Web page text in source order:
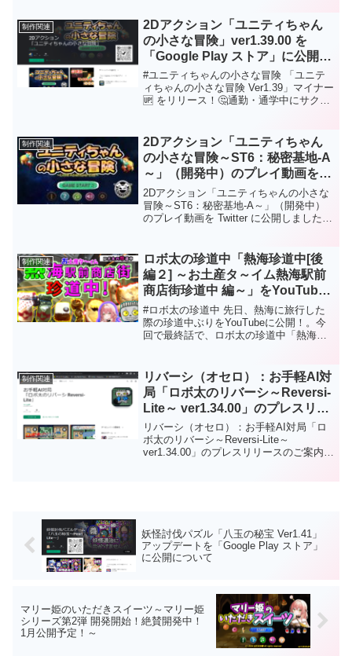
て 新キャラリリース予定です！⚔ Google
Playスト
ア:https://play.google.com/store/apps/det
ails?id=com.HatanaKikaku.ReversiLite
制作関連
2Dアクション「ユニティちゃん
の小さな冒険」ver1.39.00 を
「Google Play ストア」に公開に
ついて
#ユニティちゃんの小さな冒険 「ユニテ
ィちゃんの小さな冒険 Ver1.39」マイナー
🆙 をリリース！🤔通勤・通学中にサクッ
ください🥳応援、拡散、よろしくお願い
します😘⚔Playストア👇
https://play.google.com/store/apps/details
?
id=com.HatanaKikaku.LittleAdventureLite
制作関連
2Dアクション「ユニティちゃん
の小さな冒険～ST6：秘密基地-A
～」（開発中）のプレイ動画を
Twitter に公開しました。
2Dアクション「ユニティちゃんの小さな
冒険～ST6：秘密基地-A～」（開発中）
のプレイ動画を Twitter に公開しました。
11月末「Google Playストア」に公開予
定！大鷲からユニティちゃんを帰宅させ
よう！応援、よろしくお願いします。
制作関連
ロボ太の珍道中「熱海珍道中[後
編２] ～お土産タ～イム熱海駅前
商店街珍道中 編～」をYouTube
に公開について
#ロボ太の珍道中 先日、熱海に旅行した
際の珍道中ぶりをYouTubeに公開！。今
回で最終話で、ロボ太の珍道中「熱海珍
援、拡散、チャンネル登録、よろしくお
願いします😘⚔YouTube👇
https://youtube.com/watch?
v=iS1tD7IAbHc
制作関連
リバーシ（オセロ）：お手軽AI対
局「ロボ太のリバーシ～Reversi-
Lite～ ver1.34.00」のプレスリリ
ースのご案内
リバーシ（オセロ）：お手軽AI対局「ロ
ボ太のリバーシ～Reversi-Lite～
ver1.34.00」のプレスリリースのご案内初
で遊べますので 是非是非、お試しくださ
い。対戦はAIのみで強さは初級～中級程
度。今後も改良を加えてAIの強さを強
化！上級者でも満足できるようレベル調
ンロードしてから遊ぶことができます。
Web版の場合はダウンロードなしでＰＣ
のブラウザで遊ぶことができます。もち
ろんフリーソフトです。応援、よろしく
妖怪討伐パズル「八玉の秘宝 Ver1.41」
アップデートを「Google Play ストア」
に公開について
マリー姫のいただきスイーツ～マリー姫
シリーズ第2弾 開発開始！絶賛開発中！
1月公開予定！～